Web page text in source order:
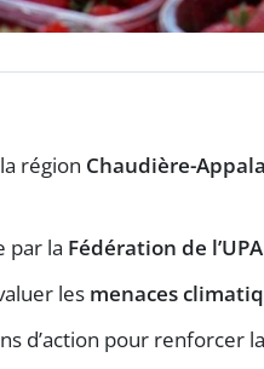
région Chaudière-
par la Fédération de l’UPA
les menaces
d’action pour renforcer la